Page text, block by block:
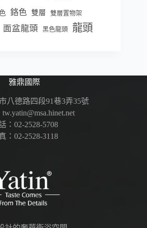
鉻色 雙層 雙層置物架
面盆龍頭 黑色龍頭 龍頭
雅鼎國際
八德路四段91巷3弄35號
：02-2528-5708
：02-2528-3118